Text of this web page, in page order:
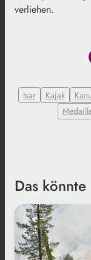
verliehen.
Isar Kajak
Das